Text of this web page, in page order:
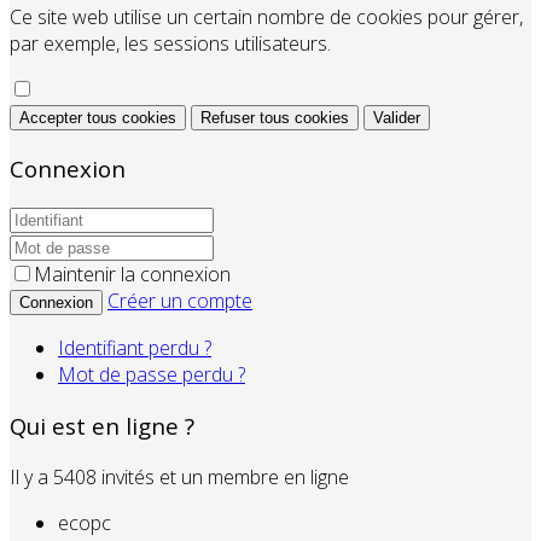
Ce site web utilise un certain nombre de cookies pour gérer,
par exemple, les sessions utilisateurs.
Accepter tous cookies Refuser tous cookies Valider
Connexion
Maintenir la connexion
Connexion
Créer un compte
Identifiant perdu ?
Mot de passe perdu ?
Qui est en ligne ?
Il y a 5408 invités et un membre en ligne
ecopc